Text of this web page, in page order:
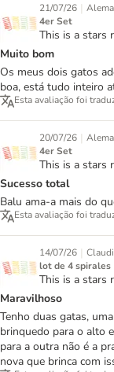
21/07/26 |
4er Set
This is a stars
Muito bom
Os meus dois gatos
boa, está tudo inteiro
Esta avaliação foi
20/07/26 |
4er Set
This is a stars
Sucesso total
Balu ama-a mais do
Esta avaliação foi
14/07/26 |
lot de 4 spirales
This is a stars
Maravilhoso
Tenho duas gatas,
brinquedo para o alto
para a outra não é a
nova que brinca com